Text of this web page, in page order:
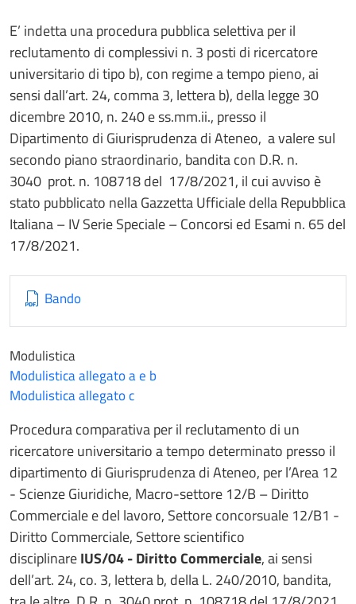
E’ indetta una procedura pubblica selettiva per il
reclutamento di complessivi n. 3 posti di ricercatore
universitario di tipo b), con regime a tempo pieno, ai
sensi dall’art. 24, comma 3, lettera b), della legge 30
dicembre 2010, n. 240 e ss.mm.ii., presso il
Dipartimento di Giurisprudenza di Ateneo, a valere sul
secondo piano straordinario, bandita con D.R. n.
3040 prot. n. 108718 del 17/8/2021, il cui avviso è
stato pubblicato nella Gazzetta Ufficiale della Repubblica
Italiana – IV Serie Speciale – Concorsi ed Esami n. 65 del
17/8/2021.
Bando
Modulistica
Modulistica allegato a e b
Modulistica allegato c
Procedura comparativa per il reclutamento di un
ricercatore universitario a tempo determinato presso il
dipartimento di Giurisprudenza di Ateneo, per l’Area 12
- Scienze Giuridiche, Macro-settore 12/B – Diritto
Commerciale e del lavoro, Settore concorsuale 12/B1 -
Diritto Commerciale, Settore scientifico
disciplinareIUS/04 - Diritto Commerciale, ai sensi
dell’art. 24, co. 3, lettera b, della L. 240/2010, bandita,